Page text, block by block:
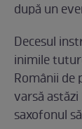
după un
Decesul
inimile
Românii de
varsă
saxofonul